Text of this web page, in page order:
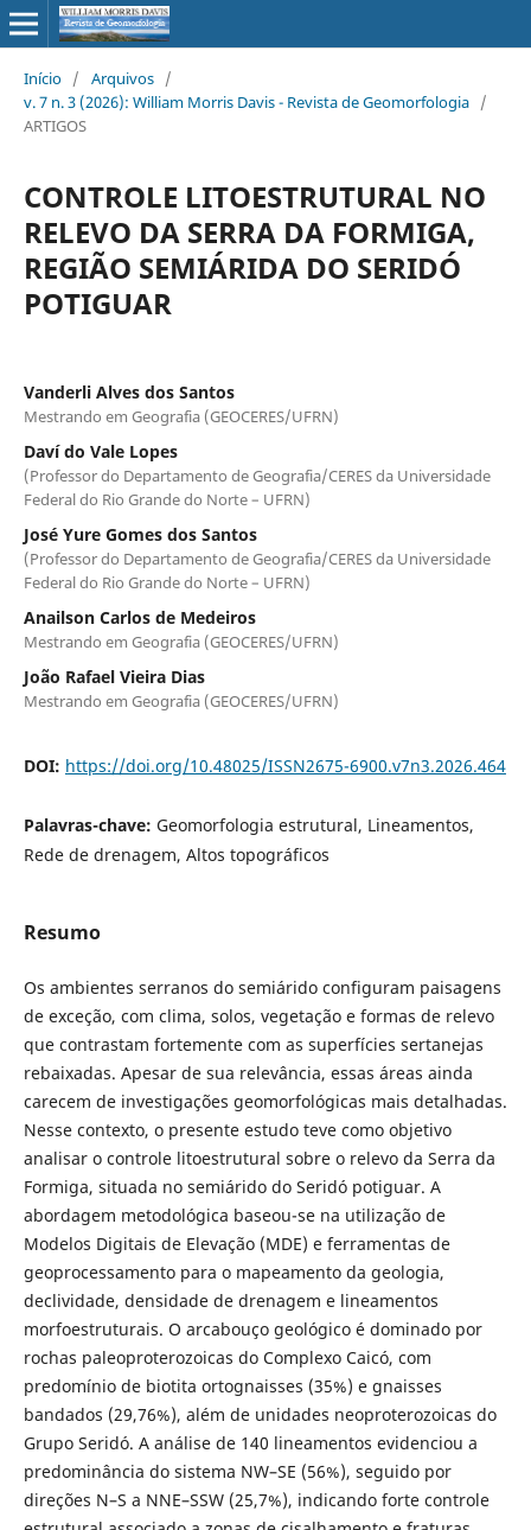
Início / Arquivos /
v. 7 n. 3 (2026): William Morris Davis - Revista de Geomorfologia /
ARTIGOS
CONTROLE LITOESTRUTURAL NO
RELEVO DA SERRA DA FORMIGA,
REGIÃO SEMIÁRIDA DO SERIDÓ
POTIGUAR
Vanderli Alves dos Santos
Mestrando em Geografia (GEOCERES/UFRN)
Daví do Vale Lopes
(Professor do Departamento de Geografia/CERES da Universidade
Federal do Rio Grande do Norte – UFRN)
José Yure Gomes dos Santos
(Professor do Departamento de Geografia/CERES da Universidade
Federal do Rio Grande do Norte – UFRN)
Anailson Carlos de Medeiros
Mestrando em Geografia (GEOCERES/UFRN)
João Rafael Vieira Dias
Mestrando em Geografia (GEOCERES/UFRN)
DOI: https://doi.org/10.48025/ISSN2675-6900.v7n3.2026.464
Palavras-chave: Geomorfologia estrutural, Lineamentos,
Rede de drenagem, Altos topográficos
Resumo
Os ambientes serranos do semiárido configuram paisagens
de exceção, com clima, solos, vegetação e formas de relevo
que contrastam fortemente com as superfícies sertanejas
rebaixadas. Apesar de sua relevância, essas áreas ainda
carecem de investigações geomorfológicas mais detalhadas.
Nesse contexto, o presente estudo teve como objetivo
analisar o controle litoestrutural sobre o relevo da Serra da
Formiga, situada no semiárido do Seridó potiguar. A
abordagem metodológica baseou-se na utilização de
Modelos Digitais de Elevação (MDE) e ferramentas de
geoprocessamento para o mapeamento da geologia,
declividade, densidade de drenagem e lineamentos
morfoestruturais. O arcabouço geológico é dominado por
rochas paleoproterozoicas do Complexo Caicó, com
predomínio de biotita ortognaisses (35%) e gnaisses
bandados (29,76%), além de unidades neoproterozoicas do
Grupo Seridó. A análise de 140 lineamentos evidenciou a
predominância do sistema NW–SE (56%), seguido por
direções N–S a NNE–SSW (25,7%), indicando forte controle